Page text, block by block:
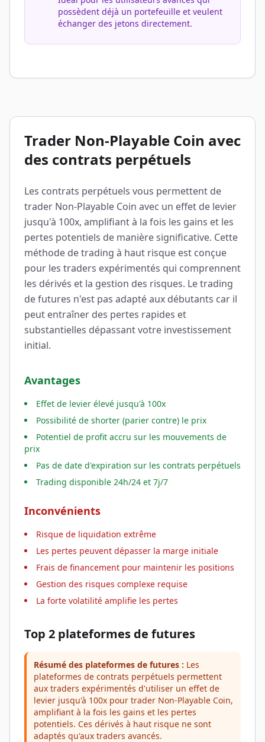
possèdent déjà un portefeuille et veulent
échanger des jetons directement.
Trader Non-Playable Coin avec
des contrats perpétuels
Les contrats perpétuels vous permettent de
trader Non-Playable Coin avec un effet de levier
jusqu'à 100x, amplifiant à la fois les gains et les
pertes potentiels de manière significative. Cette
méthode de trading à haut risque est conçue
pour les traders expérimentés qui comprennent
les dérivés et la gestion des risques. Le trading
de futures n'est pas adapté aux débutants car il
peut entraîner des pertes rapides et
substantielles dépassant votre investissement
initial.
Avantages
Effet de levier élevé jusqu'à 100x
Possibilité de shorter (parier contre) le prix
Potentiel de profit accru sur les mouvements de
prix
Pas de date d'expiration sur les contrats perpétuels
Trading disponible 24h/24 et 7j/7
Inconvénients
Risque de liquidation extrême
Les pertes peuvent dépasser la marge initiale
Frais de financement pour maintenir les positions
Gestion des risques complexe requise
La forte volatilité amplifie les pertes
Top 2 plateformes de futures
Résumé des plateformes de futures : Les
plateformes de contrats perpétuels permettent
aux traders expérimentés d'utiliser un effet de
levier jusqu'à 100x pour trader Non-Playable Coin,
amplifiant à la fois les gains et les pertes
potentiels. Ces dérivés à haut risque ne sont
adaptés qu'aux traders avancés.